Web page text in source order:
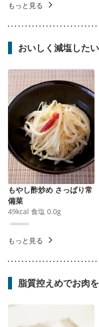
もっと見る
おいしく減塩したい
もやし酢炒め さっぱり常
備菜
49kcal 食塩 0.0g
もっと見る
脂質控えめでお肉